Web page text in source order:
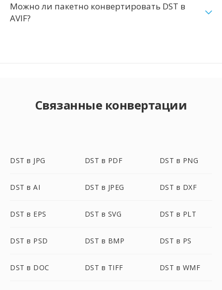
Можно ли пакетно конвертировать DST в
AVIF?
Связанные конвертации
DST в JPG DST в PDF DST в PNG
DST в AI DST в JPEG DST в DXF
DST в EPS DST в SVG DST в PLT
DST в PSD DST в BMP DST в PS
DST в DOC DST в TIFF DST в WMF